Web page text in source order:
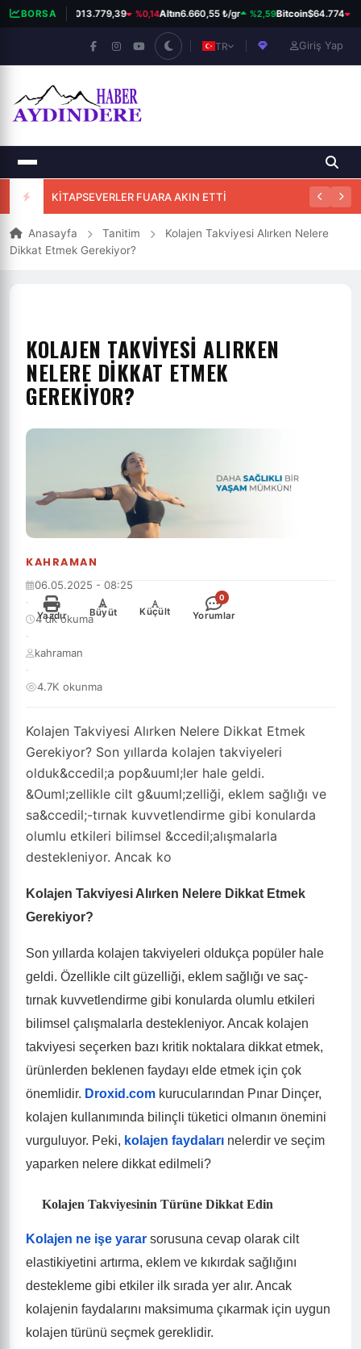
BORSA
BIST 100 13.779,39 %0,14Altın6.660,55 ₺/gr %2,59Bitcoin$64.774
TR Giriş Yap
KİTAPSEVERLER FUARA AKIN ETTİ
Anasayfa Tanitim
Kolajen Takviyesi Alırken Nelere
Dikkat Etmek Gerekiyor?
KAHRAMAN
KOLAJEN TAKVIYESI ALIRKEN
NELERE DIKKAT ETMEK
GEREKIYOR?
Kolajen Takviyesi Alırken Nelere Dikkat Etmek
Gerekiyor? Son yıllarda kolajen takviyeleri
olduk&ccedil;a pop&uuml;ler hale geldi.
&Ouml;zellikle cilt g&uuml;zelliği, eklem sağlığı ve
sa&ccedil;-tırnak kuvvetlendirme gibi konularda
olumlu etkileri bilimsel &ccedil;alışmalarla
destekleniyor. Ancak ko
06.05.2025 - 08:25
·
4 dk okuma
·
kahraman
·
4.7K okunma
Yazdır
+
Büyüt
-
Küçült
0
Yorumlar
Kolajen Takviyesi Alırken Nelere Dikkat Etmek
Gerekiyor?
Son yıllarda kolajen takviyeleri oldukça popüler hale
geldi. Özellikle cilt güzelliği, eklem sağlığı ve saç-
tırnak kuvvetlendirme gibi konularda olumlu etkileri
bilimsel çalışmalarla destekleniyor. Ancak kolajen
takviyesi seçerken bazı kritik noktalara dikkat etmek,
ürünlerden beklenen faydayı elde etmek için çok
önemlidir. Droxid.com kurucularından Pınar Dinçer,
kolajen kullanımında bilinçli tüketici olmanın önemini
vurguluyor. Peki, kolajen faydaları nelerdir ve seçim
yaparken nelere dikkat edilmeli?
Kolajen Takviyesinin Türüne Dikkat Edin
Kolajen ne işe yarar sorusuna cevap olarak cilt
elastikiyetini artırma, eklem ve kıkırdak sağlığını
destekleme gibi etkiler ilk sırada yer alır. Ancak
kolajenin faydalarını maksimuma çıkarmak için uygun
kolajen türünü seçmek gereklidir.